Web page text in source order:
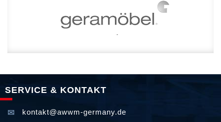
SERVICE & KONTAKT
kontakt@awwm-germany.de